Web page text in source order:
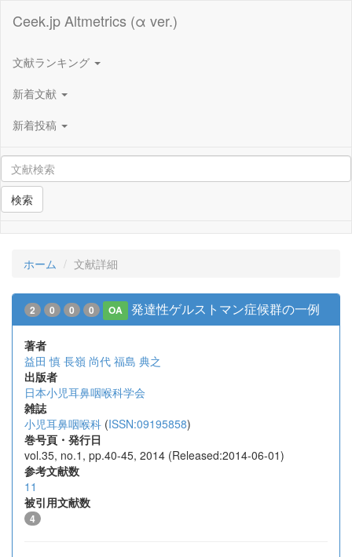
Ceek.jp Altmetrics (α ver.)
文献ランキング
新着文献
新着投稿
検索
ホーム 文献詳細
2 0 0 0 OA 発達性ゲルストマン症候群の一例
著者
益田 慎 長嶺 尚代 福島 典之
出版者
日本小児耳鼻咽喉科学会
雑誌
小児耳鼻咽喉科 (ISSN:09195858)
巻号頁・発行日
vol.35, no.1, pp.40-45, 2014 (Released:2014-06-01)
参考文献数
11
被引用文献数
4